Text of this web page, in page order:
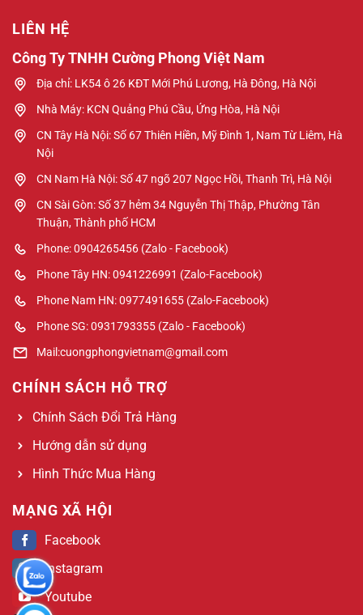
LIÊN HỆ
Công Ty TNHH Cường Phong Việt Nam
Địa chỉ: LK54 ô 26 KĐT Mới Phú Lương, Hà Đông, Hà Nội
Nhà Máy: KCN Quảng Phú Cầu, Ứng Hòa, Hà Nội
CN Tây Hà Nội: Số 67 Thiên Hiền, Mỹ Đình 1, Nam Từ Liêm, Hà
Nội
CN Nam Hà Nội: Số 47 ngõ 207 Ngọc Hồi, Thanh Trì, Hà Nội
CN Sài Gòn: Số 37 hẻm 34 Nguyễn Thị Thập, Phường Tân
Thuận, Thành phố HCM
Phone: 0904265456 (Zalo - Facebook)
Phone Tây HN: 0941226991 (Zalo-Facebook)
Phone Nam HN: 0977491655 (Zalo-Facebook)
Phone SG: 0931793355 (Zalo - Facebook)
Mail:cuongphongvietnam@gmail.com
CHÍNH SÁCH HỖ TRỢ
Chính Sách Đổi Trả Hàng
Hướng dẫn sử dụng
Hình Thức Mua Hàng
MẠNG XÃ HỘI
Facebook
Instagram
Youtube